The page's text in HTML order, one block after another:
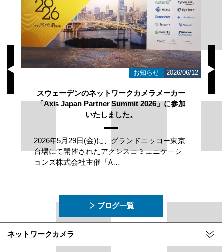
23 お知らせ 2026/06/12
スウェーデンのネットワークカメラメーカー
「Axis Japan Partner Summit 2026」に参加
いたしました。
2026年5月29日(金)に、グランドニッコー東京
台場にて開催されたアクシスコミュニケーシ
ョンズ株式会社主催「A…
ブログ一覧
ネットワークカメラ